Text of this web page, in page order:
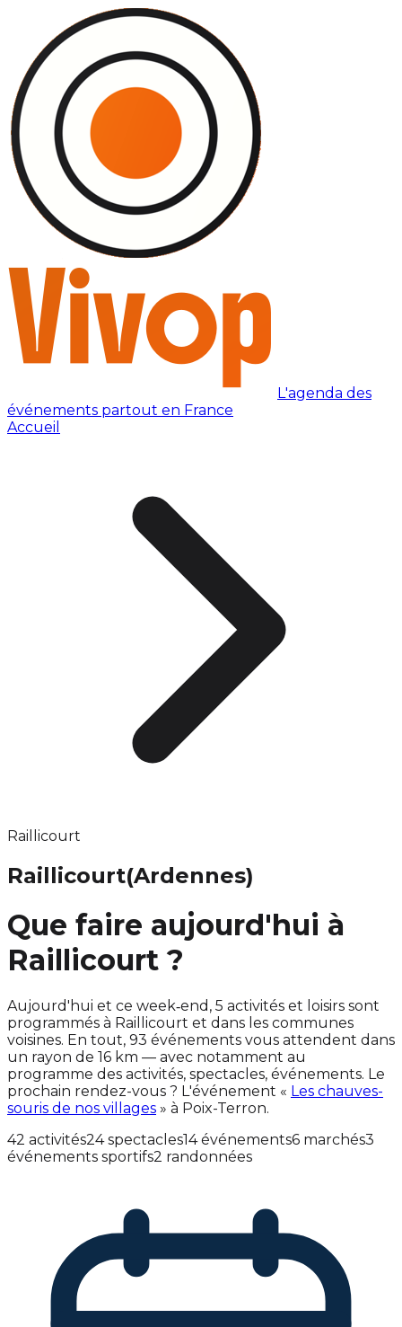
L'agenda des
événements partout en France
Accueil
Raillicourt
Raillicourt(Ardennes)
Que faire aujourd'hui à
Raillicourt ?
Aujourd'hui et ce week‑end, 5 activités et loisirs sont
programmés à Raillicourt et dans les communes
voisines. En tout, 93 événements vous attendent dans
un rayon de 16 km — avec notamment au
programme des activités, spectacles, événements. Le
prochain rendez-vous ? L'événement « Les chauves-
souris de nos villages » à Poix-Terron.
42 activités24 spectacles14 événements6 marchés3
événements sportifs2 randonnées